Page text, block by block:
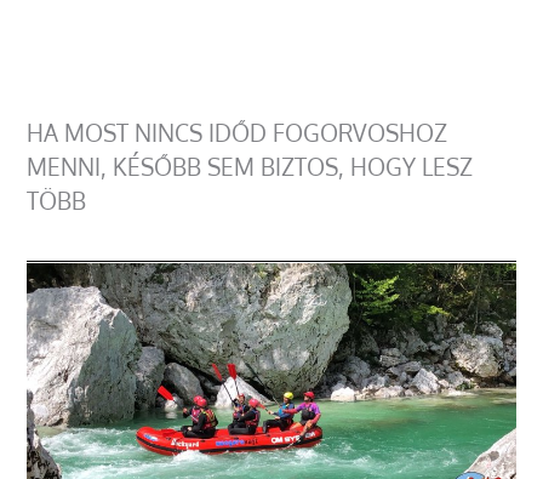
HA MOST NINCS IDŐD FOGORVOSHOZ
MENNI, KÉSŐBB SEM BIZTOS, HOGY LESZ
TÖBB